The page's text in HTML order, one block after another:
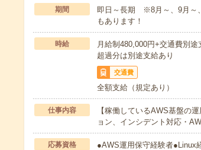
期間
即日～長期 ※8月～、9月～
もあります！
時給
月給制480,000円+交通費別
超過分は別途支給あり
交通費
全額支給（規定あり）
仕事内容
【稼働しているAWS基盤の
ョン、インシデント対応・
応募資格
●AWS運用保守経験者